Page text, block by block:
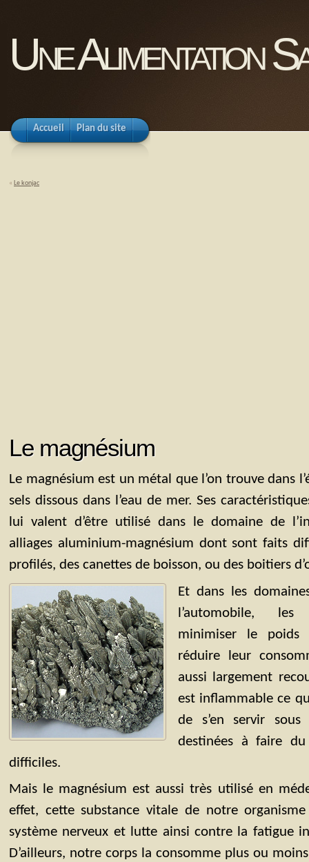
Une Alimentation
Accueil Plan du site
« Le konjac
Le magnésium
Le magnésium est un métal que l’on trouve dans
sels dissous dans l’eau de mer. Ses
lui valent d’être utilisé dans le domaine de
alliages aluminium-magnésium dont sont faits
profilés, des canettes de boisson, ou des boitiers
Et dans les
l’automobile,
minimiser le poids
réduire leur
aussi largement
est inflammable ce
de s’en servir
destinées à faire
difficiles.
Mais le magnésium est aussi très utilisé en
effet, cette substance vitale de notre
système nerveux et lutte ainsi contre la fatigue
D’ailleurs, notre corps la consomme plus ou